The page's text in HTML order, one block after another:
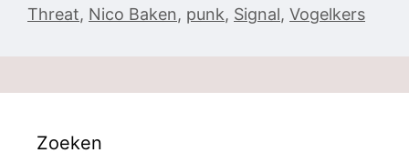
Threat, Nico Baken, punk, Signal, Vogelkers
Zoeken